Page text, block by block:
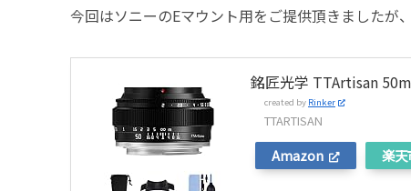
今回はソニーのEマウント用をご提供頂きましたが
銘匠光学 TTArtisan
created by Rinker
TTARTISAN
Amazon 楽天